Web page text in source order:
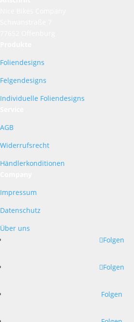
Foliendesigns
Felgendesigns
Individuelle Foliendesigns
AGB
Widerrufsrecht
Händlerkonditionen
Impressum
Datenschutz
Über uns
Folgen
Folgen
Folgen